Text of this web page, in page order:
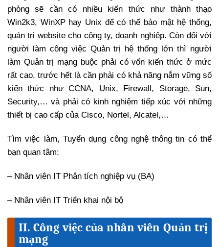
phòng sẽ cần có nhiều kiến thức như thành thạo
Win2k3, WinXP hay Unix để có thể bảo mật hệ thống,
quản trị website cho công ty, doanh nghiệp. Còn đối với
người làm công việc Quản trị hệ thống lớn thì người
làm Quản trị mạng buộc phải có vốn kiến thức ở mức
rất cao, trước hết là cần phải có khả năng nắm vững số
kiến thức như CCNA, Unix, Firewall, Storage, Sun,
Security,… và phải có kinh nghiệm tiếp xúc với những
thiết bị cao cấp của Cisco, Nortel, Alcatel,…
Tìm việc làm, Tuyển dụng công nghệ thông tin có thể
bạn quan tâm:
– Nhân viên IT Phân tích nghiệp vụ (BA)
– Nhân viên IT Triển khai nội bộ
II. Công việc của nhân viên Quản trị
mạng